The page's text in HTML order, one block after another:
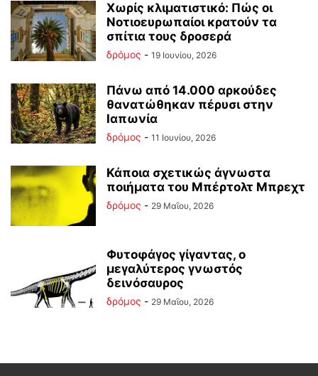
Χωρίς κλιματιστικό: Πώς οι
Νοτιοευρωπαίοι κρατούν τα
σπίτια τους δροσερά
δρόμος - 19 Ιουνίου, 2026
Πάνω από 14.000 αρκούδες
θανατώθηκαν πέρυσι στην
Ιαπωνία
δρόμος - 11 Ιουνίου, 2026
Κάποια σχετικώς άγνωστα
ποιήματα του Μπέρτολτ Μπρεχτ
δρόμος - 29 Μαΐου, 2026
Φυτοφάγος γίγαντας, ο
μεγαλύτερος γνωστός
δεινόσαυρος
δρόμος - 29 Μαΐου, 2026